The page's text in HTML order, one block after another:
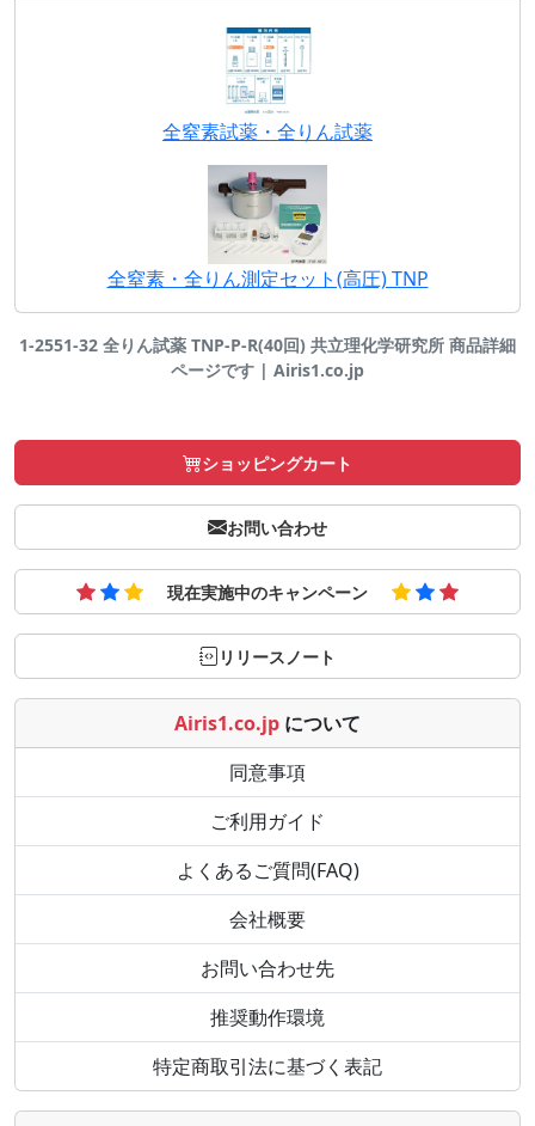
全窒素試薬・全りん試薬
全窒素・全りん測定セット(高圧) TNP
1-2551-32 全りん試薬 TNP-P-R(40回) 共立理化学研究所 商品詳細
ページです | Airis1.co.jp
ショッピングカート
お問い合わせ
現在実施中のキャンペーン
リリースノート
Airis1.co.jp について
同意事項
ご利用ガイド
よくあるご質問(FAQ)
会社概要
お問い合わせ先
推奨動作環境
特定商取引法に基づく表記